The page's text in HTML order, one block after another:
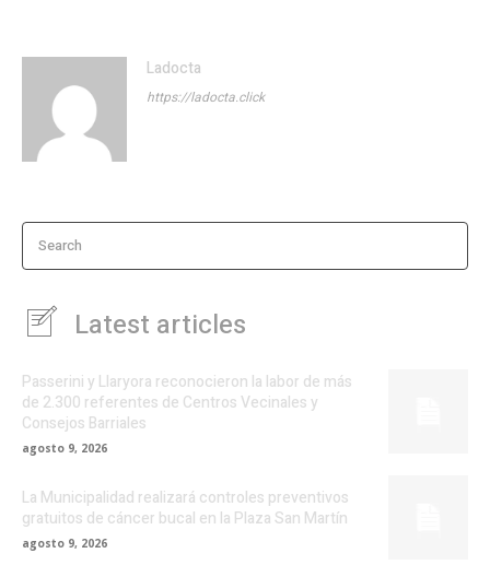
Ladocta
https://ladocta.click
Search
Latest articles
Passerini y Llaryora reconocieron la labor de más
de 2.300 referentes de Centros Vecinales y
Consejos Barriales
agosto 9, 2026
La Municipalidad realizará controles preventivos
gratuitos de cáncer bucal en la Plaza San Martín
agosto 9, 2026